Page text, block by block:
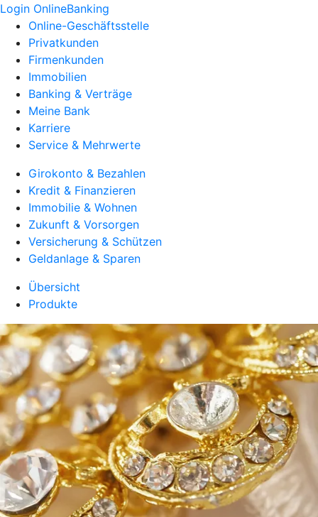
Login OnlineBanking
Online-Geschäftsstelle
Privatkunden
Firmenkunden
Immobilien
Banking & Verträge
Meine Bank
Karriere
Service & Mehrwerte
Girokonto & Bezahlen
Kredit & Finanzieren
Immobilie & Wohnen
Zukunft & Vorsorgen
Versicherung & Schützen
Geldanlage & Sparen
Übersicht
Produkte